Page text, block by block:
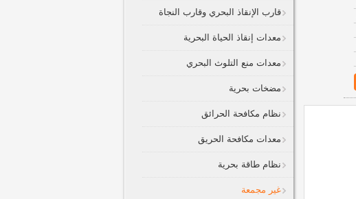
قارب الإنقاذ البحري وقارب النجاة
معدات إنقاذ الحياة البحرية
معدات منع التلوث البحري
مضخات بحرية
نظام مكافحة الحرائق
معدات مكافحة الحريق
نظام طاقة بحرية
غير مجمعة